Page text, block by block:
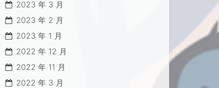
2023 年 3 月
2023 年 2 月
2023 年 1 月
2022 年 12 月
2022 年 11 月
2022 年 3 月